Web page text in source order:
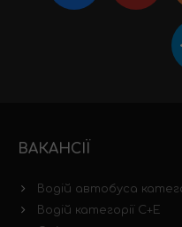
ВАКАНСІЇ
Водій автобуса
Водій категорії C+E